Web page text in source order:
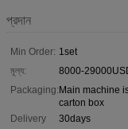
প্রদান
Min Order: 1set
মূল্য:
8000-
Packaging:Main machine
carton box
Delivery
30days